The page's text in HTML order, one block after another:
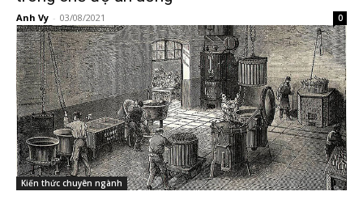
Anh Vy - 03/08/2021 0
Kiến thức chuyên ngành